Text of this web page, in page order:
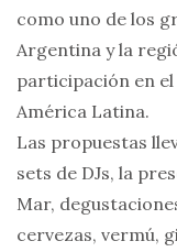
como uno de los
Argentina y la
participación en
América Latina.
Las propuestas
sets de DJs, la
Mar,
cervezas, vermú,